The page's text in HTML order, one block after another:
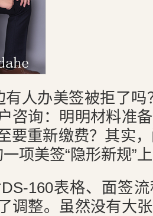
有人办美签被拒了吗
咨询：明明材料准
要重新缴费？其实
项美签“隐形新规”
160表格、面签
调整。虽然没有大